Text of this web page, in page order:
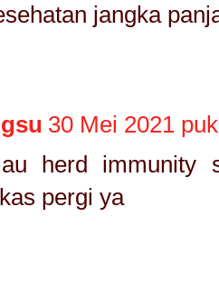
jangka
30 Mei 2021
herd immunity
pergi ya